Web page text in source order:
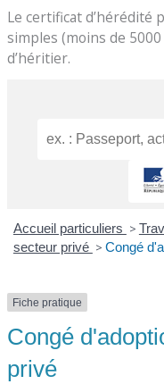
Le certificat d’hérédité
simples (moins de
d’héritier.
Accueil particuliers >
secteur privé > Congé
Fiche pratique
Congé
privé